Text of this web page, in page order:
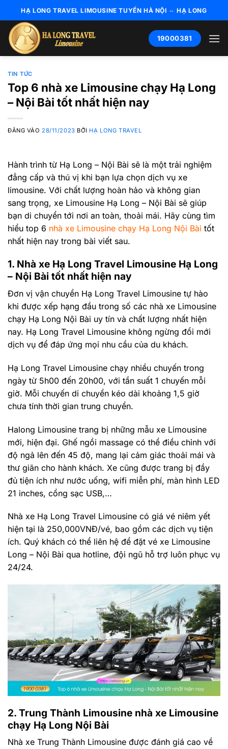
qua
nội
dung
HẠ LONG TRAVEL LIMOUSINE TUYẾN HÀ NỘI ⇔ HẠ LONG
19000381
TIN TỨC
Top 6 nhà xe Limousine chạy Hạ Long
– Nội Bài tốt nhất hiện nay
ĐĂNG VÀO 28/11/2023 BỞI HẠ LONG TRAVEL
Hành trình từ Hạ Long – Nội Bài sẽ là một trải nghiệm
đẳng cấp và thú vị khi bạn lựa chọn dịch vụ xe
limousine. Với chất lượng hoàn hảo và không gian
sang trọng, xe Limousine Hạ Long – Nội Bài sẽ giúp
bạn di chuyển tới nơi an toàn, thoải mái. Hãy cùng tìm
hiểu top 6 nhà xe Limousine chạy Hạ Long Nội Bài tốt
nhất hiện nay trong bài viết sau.
1. Nhà xe Hạ Long Travel Limousine Hạ Long
– Nội Bài tốt nhất hiện nay
Đơn vị vận chuyển Hạ Long Travel Limousine tự hào
khi được xếp hạng đầu trong số các nhà xe Limousine
chạy Hạ Long Nội Bài uy tín và chất lượng nhất hiện
nay. Hạ Long Travel Limousine không ngừng đổi mới
dịch vụ để đáp ứng mọi nhu cầu của du khách.
Hạ Long Travel Limousine chạy nhiều chuyến trong
ngày từ 5h00 đến 20h00, với tần suất 1 chuyến mỗi
giờ. Mỗi chuyến di chuyển kéo dài khoảng 1,5 giờ
chưa tính thời gian trung chuyển.
Halong Limousine trang bị những mẫu xe Limousine
mới, hiện đại. Ghế ngồi massage có thể điều chỉnh với
độ ngả lên đến 45 độ, mang lại cảm giác thoải mái và
thư giãn cho hành khách. Xe cũng được trang bị đầy
đủ tiện ích như nước uống, wifi miễn phí, màn hình LED
21 inches, cổng sạc USB,…
Nhà xe Hạ Long Travel Limousine có giá vé niêm yết
hiện tại là 250,000VNĐ/vé, bao gồm các dịch vụ tiện
ích. Quý khách có thể liên hệ để đặt vé xe Limousine
Long – Nội Bài qua hotline, đội ngũ hỗ trợ luôn phục vụ
24/24.
2. Trung Thành Limousine nhà xe Limousine
chạy Hạ Long Nội Bài
Nhà xe Trung Thành Limousine được đánh giá cao về